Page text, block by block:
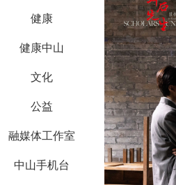
健康
健康中山
文化
公益
融媒体工作室
中山手机台